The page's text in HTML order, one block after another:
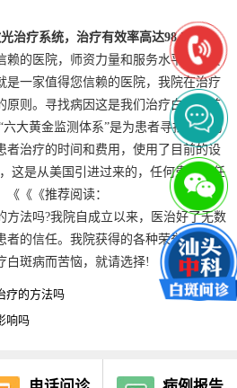
治疗系统，治疗有效率高达98.5%!
赖的医院，师资力量和服务水平一定要
是一家值得您信赖的医院，我院在治疗
原则。寻找病因这是我们治疗白斑的首
大黄金监测体系”是为患者寻找病因的
者治疗的时间和费用，使用了目前的设
这是从美国引进过来的，任何患者的任
《《推荐阅读：
方法吗?我院自成立以来，医治好了无数
者的信任。我院获得的各种荣誉就是较
白斑病而苦恼，就请选择!
疗的方法吗
响吗